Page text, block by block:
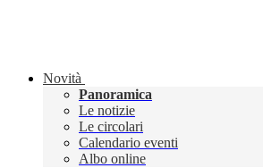
Novità
Panoramica
Le notizie
Le circolari
Calendario eventi
Albo online